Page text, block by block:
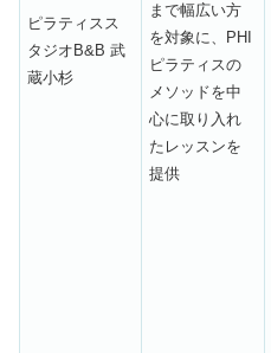
ピラティスス
タジオB&B 武
蔵小杉
まで幅広い方
を対象に、PHI
ピラティスの
メソッドを中
心に取り入れ
たレッスンを
提供